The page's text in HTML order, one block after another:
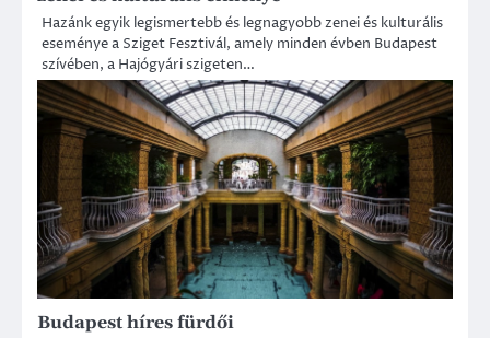
Hazánk egyik legismertebb és legnagyobb zenei és kulturális
eseménye a Sziget Fesztivál, amely minden évben Budapest
szívében, a Hajógyári szigeten…
Budapest híres fürdői